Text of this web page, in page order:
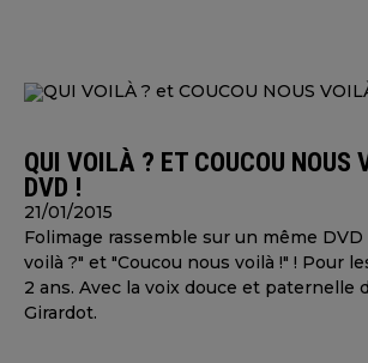
QUI VOILÀ ? ET COUCOU NOUS
DVD !
21/01/2015
Folimage rassemble sur un même
voilà ?" et "Coucou nous voilà !" ! Pour
2 ans. Avec la voix douce et paternelle
Girardot.